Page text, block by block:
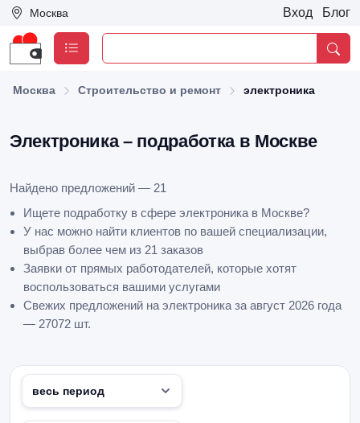
Москва Вход Блог
Москва Строительство и ремонт электроника
Электроника – подработка в Москве
Найдено предложений — 21
Ищете подработку в сфере электроника в Москве?
У нас можно найти клиентов по вашей специализации,
выбрав более чем из 21 заказов
Заявки от прямых работодателей, которые хотят
воспользоваться вашими услугами
Свежих предложений на электроника за август 2026 года
— 27072 шт.